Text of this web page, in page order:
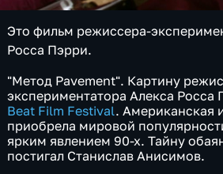
Это фильм режиссера-
Росса Пэрри.
"Метод Pavement". Картину
экспериментатора Алекса Росса
Beat Film Festival. Американская
приобрела мировой
ярким явлением 90-х. Тайну
постигал Станислав Анисимов.